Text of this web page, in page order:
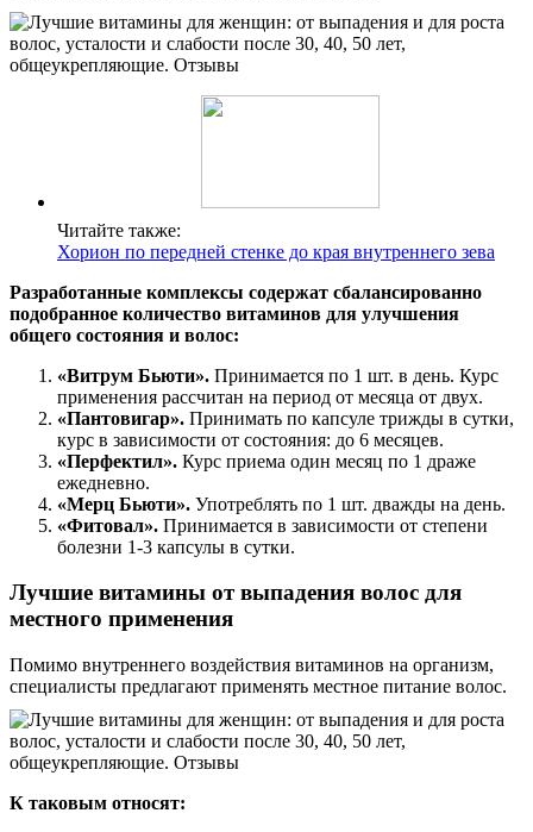
Читайте также:
Хорион по передней стенке до края внутреннего зева
Разработанные комплексы содержат сбалансированно
подобранное количество витаминов для улучшения
общего состояния и волос:
«Витрум Бьюти». Принимается по 1 шт. в день. Курс
применения рассчитан на период от месяца от двух.
«Пантовигар». Принимать по капсуле трижды в сутки,
курс в зависимости от состояния: до 6 месяцев.
«Перфектил». Курс приема один месяц по 1 драже
ежедневно.
«Мерц Бьюти». Употреблять по 1 шт. дважды на день.
«Фитовал». Принимается в зависимости от степени
болезни 1-3 капсулы в сутки.
Лучшие витамины от выпадения волос для
местного применения
Помимо внутреннего воздействия витаминов на организм,
специалисты предлагают применять местное питание волос.
К таковым относят: